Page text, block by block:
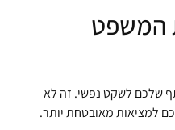
המשפט
שלכם לשקט נפשי. זה לא
למציאות מאובטחת יותר.